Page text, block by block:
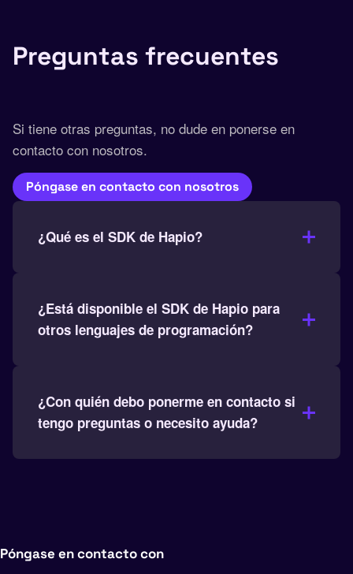
Preguntas frecuentes
Si tiene otras preguntas, no dude en ponerse en
contacto con nosotros.
Póngase en contacto con nosotros
¿Qué es el SDK de Hapio?
¿Está disponible el SDK de Hapio para
otros lenguajes de programación?
¿Con quién debo ponerme en contacto si
tengo preguntas o necesito ayuda?
Póngase en contacto con